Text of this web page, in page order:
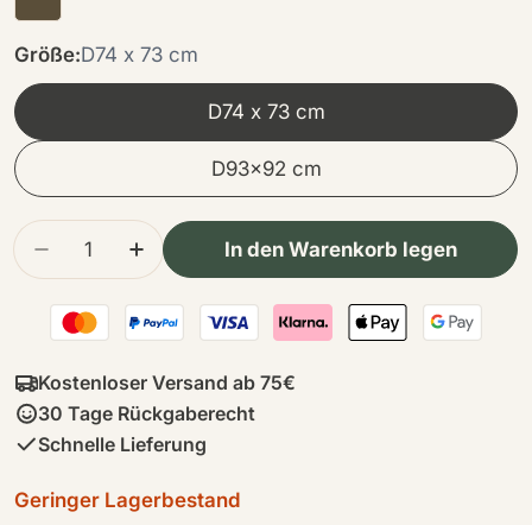
Größe:D74 x 73 cm
D74 x 73 cm
D93x92 cm
Menge
Menge für Lammfell Sitzsack Premium |
Menge für Lammfell Sitzsack
In den Warenkorb legen
Kostenloser Versand ab 75€
30 Tage Rückgaberecht
Schnelle Lieferung
Geringer Lagerbestand